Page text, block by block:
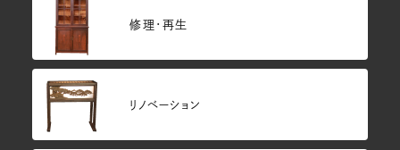
修理・再生
リノベーション